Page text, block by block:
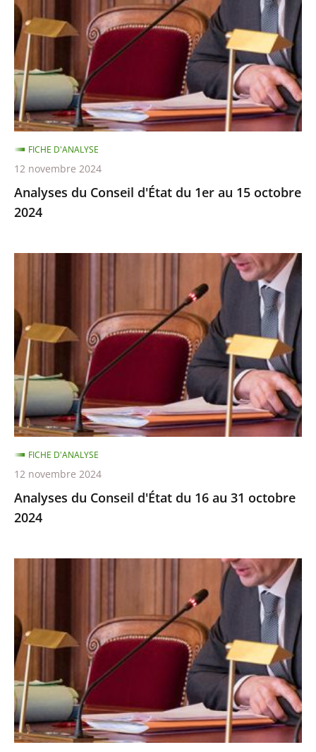
d'État
du
1er
au
15
octobre
2024
Analyses du Conseil d'État du 1er au 15 octobre
2024
FICHE D'ANALYSE
12 novembre 2024
d'État
du
16
au
31
octobre
2024
Analyses du Conseil d'État du 16 au 31 octobre
2024
FICHE D'ANALYSE
12 novembre 2024
des
conflits
d'octobre
2024